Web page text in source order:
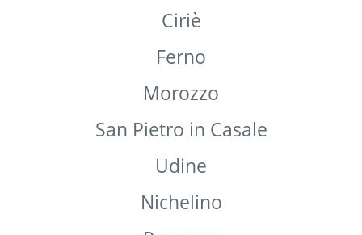
Pianezza
Manta
Monserrato
Samarate
Asti
Ciriè